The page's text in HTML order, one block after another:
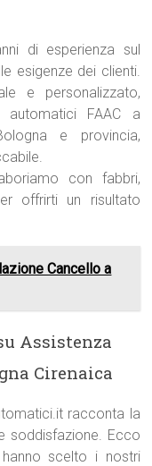
di esperienza sul
esigenze dei clienti.
e personalizzato,
automatici FAAC a
e provincia,
con fabbri,
offrirti un risultato
Cancello a
Assistenza
Cirenaica
racconta la
soddisfazione. Ecco
scelto i nostri